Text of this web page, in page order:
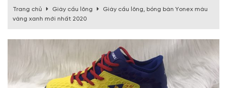
Trang chủ Giày cầu lông
Giày cầu lông, bóng bàn Yonex màu
vàng xanh mới nhất 2020